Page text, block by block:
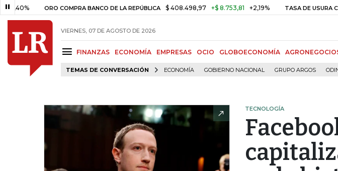
ORO COMPRA BANCO DE LA REPÚBLICA $ 408.498,97 +$ 8.753,81 +2,19% TASA DE USURA
VIERNES, 07 DE AGOSTO DE 2026
FINANZAS ECONOMÍA EMPRESAS OCIO GLOBOECONOMÍA
TEMAS DE CONVERSACIÓN ECONOMÍA GOBIERNO NACIONAL GRUPO ARGOS
TECNOLOGÍA